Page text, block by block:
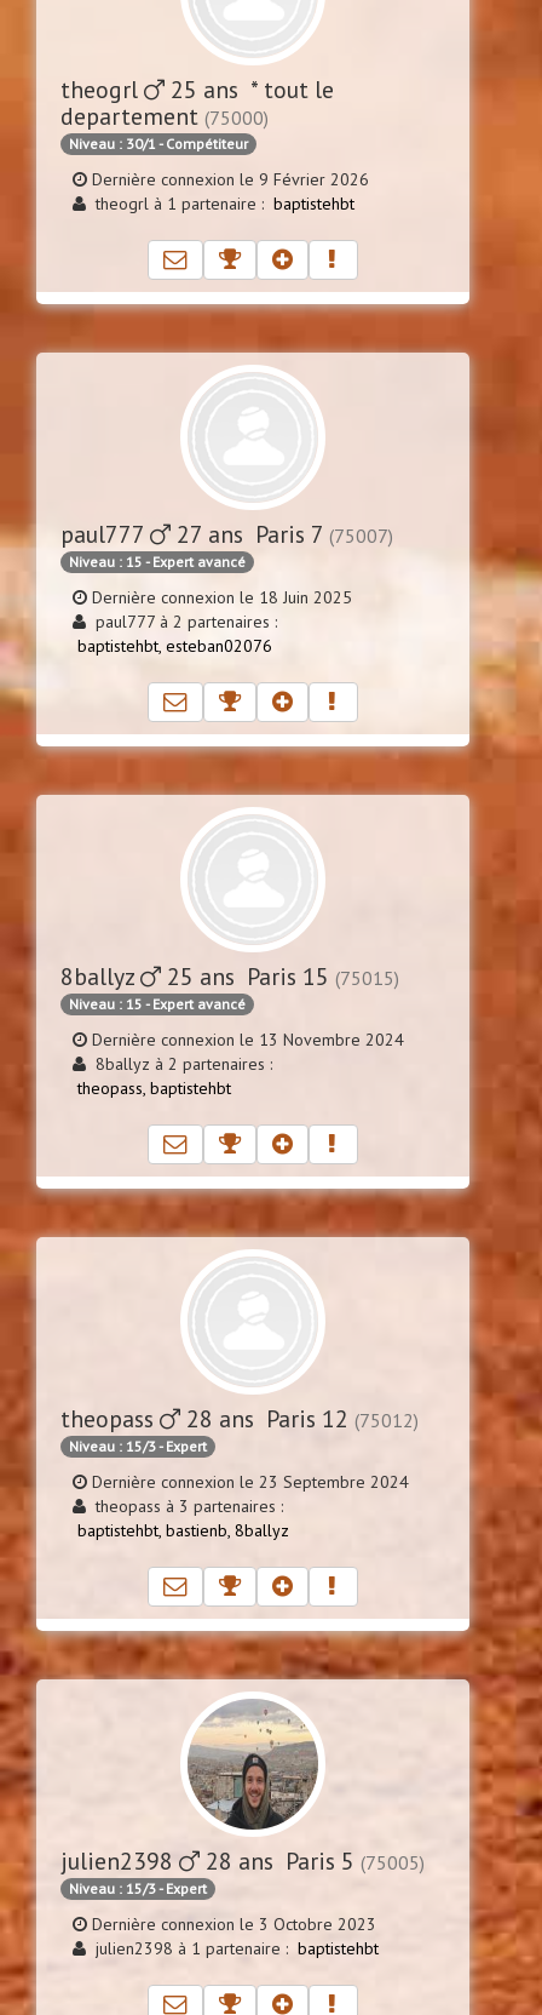
theogrl
25 ans * tout le
departement (75000)
Niveau : 30/1 - Compétiteur
Dernière connexion le 9 Février 2026
theogrl à 1 partenaire : baptistehbt
paul777 27 ans Paris 7 (75007)
Niveau : 15 - Expert avancé
Dernière connexion le 18 Juin 2025
paul777 à 2 partenaires :
baptistehbt, esteban02076
8ballyz 25 ans Paris 15 (75015)
Niveau : 15 - Expert avancé
Dernière connexion le 13 Novembre 2024
8ballyz à 2 partenaires :
theopass, baptistehbt
theopass 28 ans Paris 12 (75012)
Niveau : 15/3 - Expert
Dernière connexion le 23 Septembre 2024
theopass à 3 partenaires :
baptistehbt, bastienb, 8ballyz
julien2398 28 ans Paris 5 (75005)
Niveau : 15/3 - Expert
Dernière connexion le 3 Octobre 2023
julien2398 à 1 partenaire : baptistehbt